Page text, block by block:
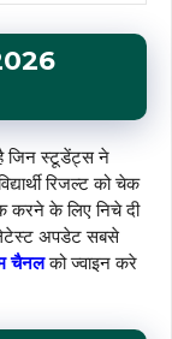
है जिन स्टूडेंट्स ने
रिजल्ट को चेक
करने के लिए निचे दी
लेटेस्ट अपडेट सबसे
चैनलको ज्वाइन करे